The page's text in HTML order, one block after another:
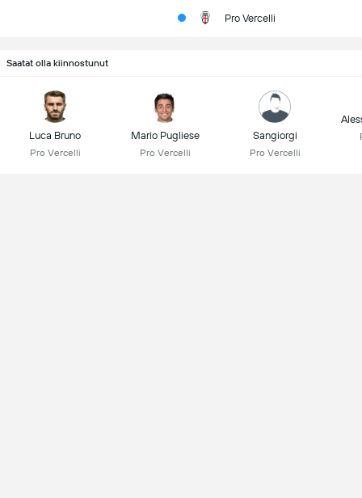
Pro Vercelli
Saatat olla kiinnostunut
Luca Bruno
Pro Vercelli
Mario Pugliese
Pro Vercelli
Sangiorgi
Pro Vercelli